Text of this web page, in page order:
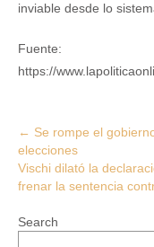
inviable desde lo
Fuente:
https://
Post
navigation
← Se rompe el
elecciones
Vischi dilató la
frenar la sentencia
Search